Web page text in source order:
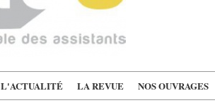
L'ACTUALITÉ LA REVUE NOS OUVRAGES